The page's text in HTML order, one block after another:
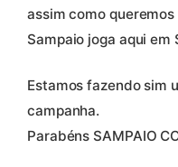
assim como
Sampaio joga aqui em
Estamos fazendo sim
campanha.
Parabéns SAMPAIO